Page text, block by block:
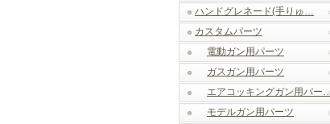
ハンドグレネード(手りゅ…
カスタムパーツ
電動ガン用パーツ
ガスガン用パーツ
エアコッキングガン用パー
モデルガン用パーツ